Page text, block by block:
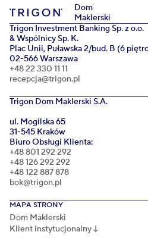
Dom
Maklerski
Trigon Investment Banking Sp. z o.o.
& Wspólnicy Sp. K.
Plac Unii, Puławska 2/bud. B (6
02-566 Warszawa
+48 22 330 11 11
recepcja@trigon.pl
Trigon Dom Maklerski S.A.
ul. Mogilska 65
31-545 Kraków
Biuro Obsługi Klienta:
+48 801 292 292
+48 126 292 292
+48 122 887 878
bok@trigon.pl
MAPA STRONY
Dom Maklerski
Klient instytucjonalny↓